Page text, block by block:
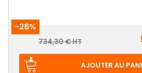
-26%
Prix
Prix
734,30 € HT
AJOUTER AU